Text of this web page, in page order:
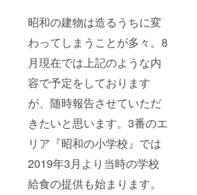
昭和の建物は造るうちに変
わってしまうことが多々。8
月現在では上記のような内
容で予定をしております
が、随時報告させていただ
きたいと思います。3番のエ
リア『昭和の小学校』では
2019年3月より当時の学校
給食の提供も始まります。